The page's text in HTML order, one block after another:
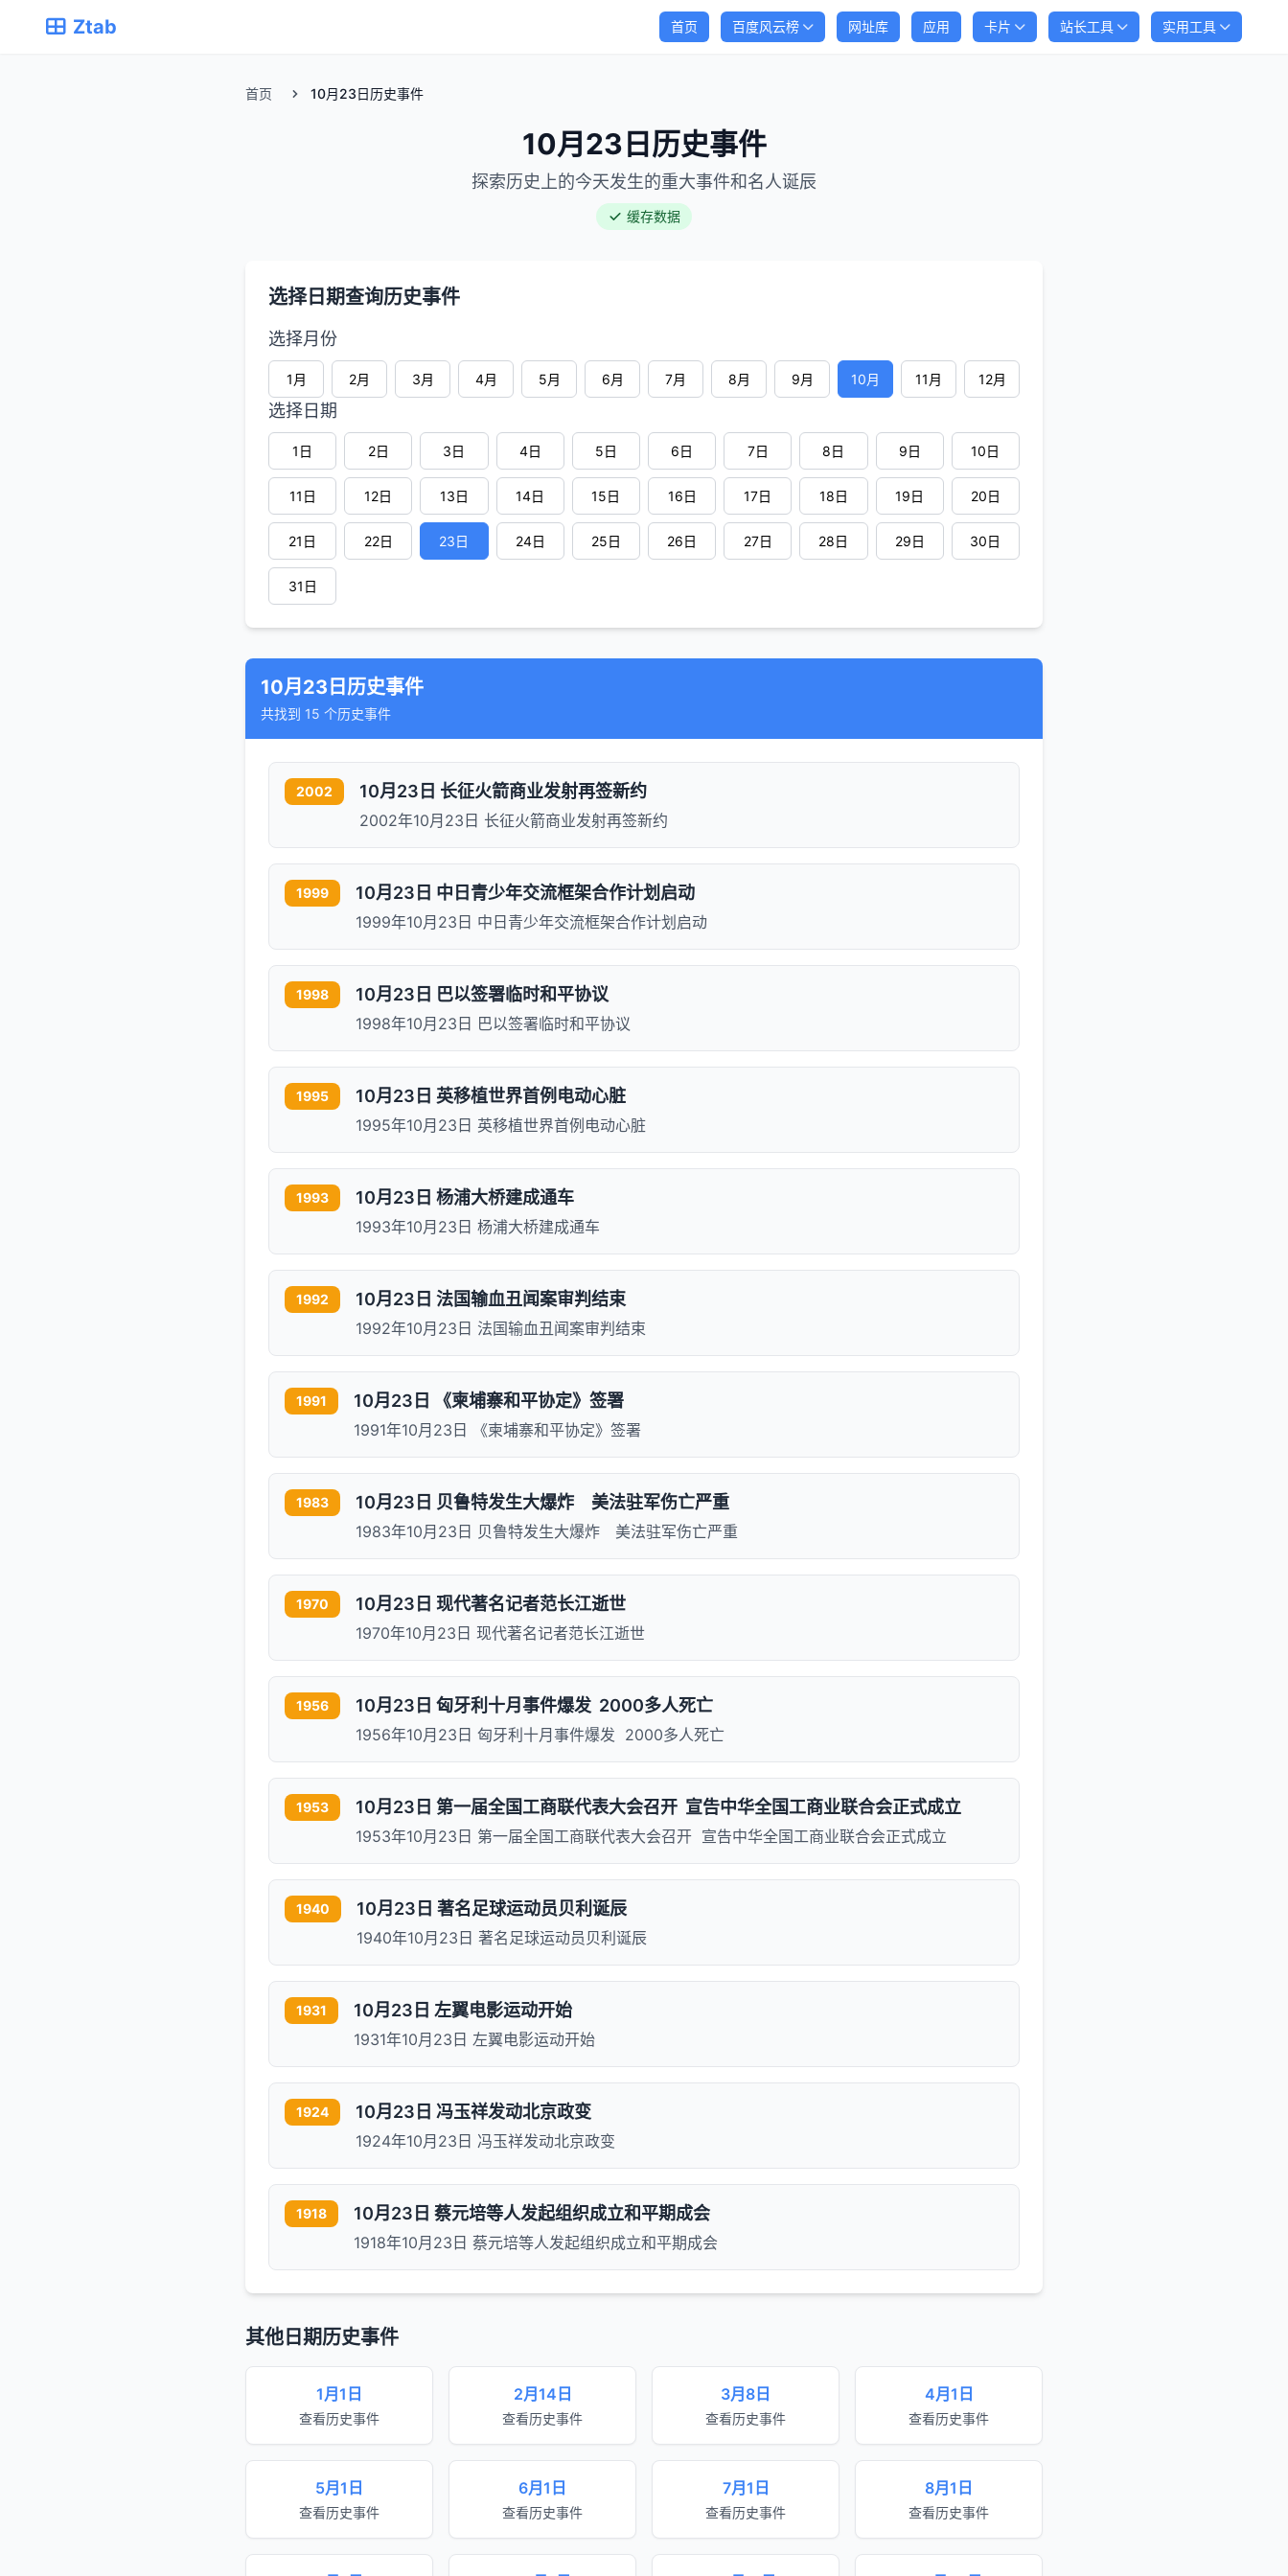
Ztab 首页 百度风云榜 网址库 应用 卡片 站长工具 实用工具
首页 10月23日历史事件
10月23日历史事件
探索历史上的今天发生的重大事件和名人诞辰
缓存数据
选择日期查询历史事件
选择月份
1月 2月 3月 4月 5月 6月 7月 8月 9月 10月 11月 12月
选择日期
1日 2日 3日 4日 5日 6日 7日 8日 9日 10日
11日 12日 13日 14日 15日 16日 17日 18日 19日 20日
21日 22日 23日 24日 25日 26日 27日 28日 29日 30日
31日
10月23日历史事件
共找到 15 个历史事件
2002 10月23日 长征火箭商业发射再签新约
2002年10月23日 长征火箭商业发射再签新约
1999 10月23日 中日青少年交流框架合作计划启动
1999年10月23日 中日青少年交流框架合作计划启动
1998 10月23日 巴以签署临时和平协议
1998年10月23日 巴以签署临时和平协议
1995 10月23日 英移植世界首例电动心脏
1995年10月23日 英移植世界首例电动心脏
1993 10月23日 杨浦大桥建成通车
1993年10月23日 杨浦大桥建成通车
1992 10月23日 法国输血丑闻案审判结束
1992年10月23日 法国输血丑闻案审判结束
1991 10月23日 《柬埔寨和平协定》签署
1991年10月23日 《柬埔寨和平协定》签署
1983 10月23日 贝鲁特发生大爆炸 美法驻军伤亡严重
1983年10月23日 贝鲁特发生大爆炸 美法驻军伤亡严重
1970 10月23日 现代著名记者范长江逝世
1970年10月23日 现代著名记者范长江逝世
1956 10月23日 匈牙利十月事件爆发 2000多人死亡
1956年10月23日 匈牙利十月事件爆发 2000多人死亡
1953 10月23日 第一届全国工商联代表大会召开 宣告中华全国工商业联合会正式成立
1953年10月23日 第一届全国工商联代表大会召开 宣告中华全国工商业联合会正式成立
1940 10月23日 著名足球运动员贝利诞辰
1940年10月23日 著名足球运动员贝利诞辰
1931 10月23日 左翼电影运动开始
1931年10月23日 左翼电影运动开始
1924 10月23日 冯玉祥发动北京政变
1924年10月23日 冯玉祥发动北京政变
1918 10月23日 蔡元培等人发起组织成立和平期成会
1918年10月23日 蔡元培等人发起组织成立和平期成会
其他日期历史事件
1月1日
查看历史事件
2月14日
查看历史事件
3月8日
查看历史事件
4月1日
查看历史事件
5月1日
查看历史事件
6月1日
查看历史事件
7月1日
查看历史事件
8月1日
查看历史事件